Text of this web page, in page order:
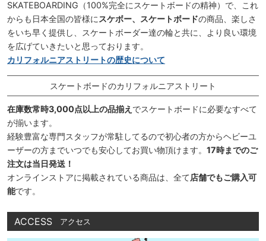
SKATEBOARDING（100%完全にスケートボードの精神）で、これ
からも日本全国の皆様に スケボー、スケートボードの商品、楽しさ
をいち早く提供し、スケートボーダー達の輪と共に、より良い環境
を広げていきたいと思っております。
カリフォルニアストリートの歴史について
スケートボードのカリフォルニアストリート
在庫数常時3,000点以上の品揃え でスケートボードに必要なすべて
が揃います。
経験豊富な専門スタッフが常駐してるので初心者の方からヘビーユ
ーザーの方までいつでも安心してお買い物頂けます。 17時までのご
注文は当日発送！
オンラインストアに掲載されている商品は、全て店舗でもご購入可
能です。
ACCESS アクセス